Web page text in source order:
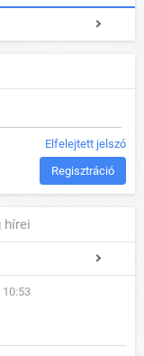
Elfelejtett jelszó
Regisztráció
hírei
10:53